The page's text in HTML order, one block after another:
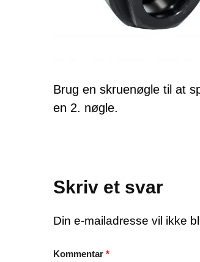
Brug en skruenøgle til at
en 2. nøgle.
Skriv et svar
Din e-mailadresse vil ikke
Kommentar *